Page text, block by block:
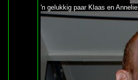
'n gelukkig paar Klaas en